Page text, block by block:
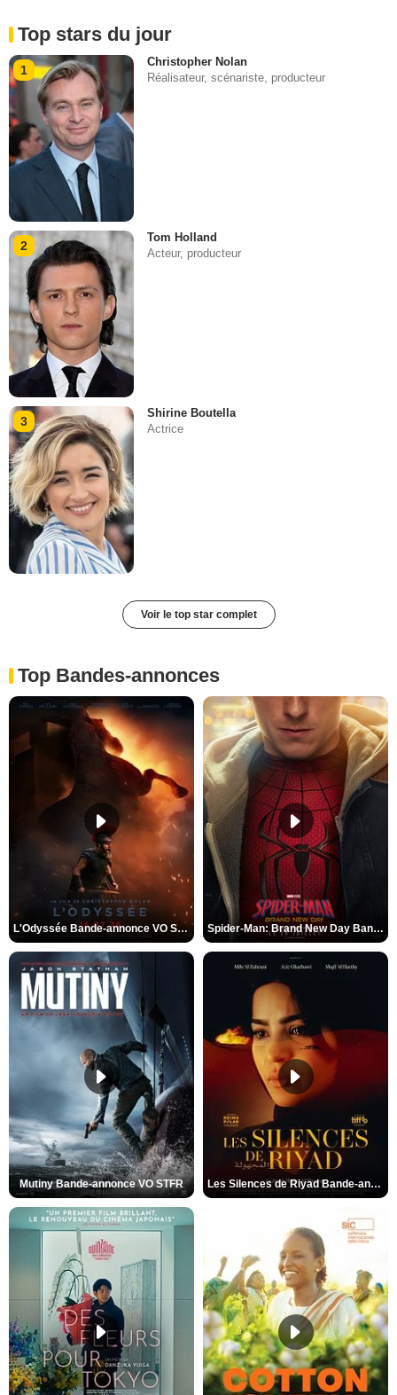
Top stars du jour
1
Christopher Nolan
Réalisateur, scénariste, producteur
2
Tom Holland
Acteur, producteur
3
Shirine Boutella
Actrice
Voir le top star complet
Top Bandes-annonces
L'Odyssée Bande-annonce VO STFR Spider-Man: Brand New Day Bande-annonce VO STFR
Mutiny Bande-annonce VO STFR Les Silences de Riyad Bande-annonce VO STFR